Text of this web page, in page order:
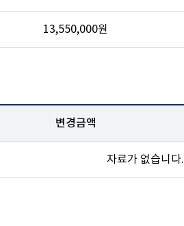
13,550,000원
변경금액
자료가 없습니다.